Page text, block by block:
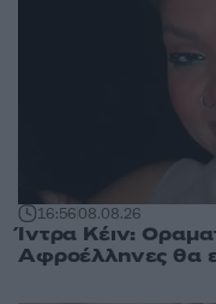
16:5608.08.26
Ίντρα Κέιν:
Αφροέλληνες θα